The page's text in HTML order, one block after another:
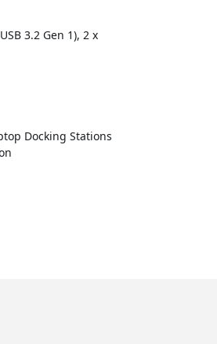
3.2 Gen 1), 2 x
Docking Stations